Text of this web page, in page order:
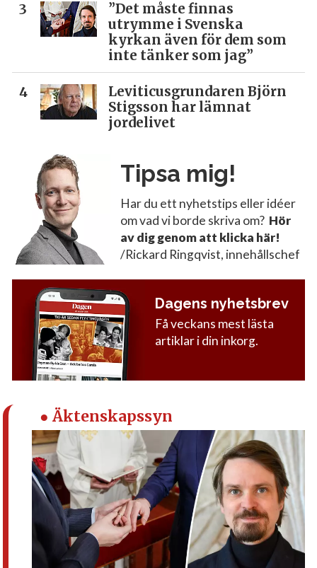
”Det måste finnas
utrymme i Svenska
kyrkan även för dem som
inte tänker som jag”
Leviticusgrundaren Björn
Stigsson har lämnat
jordelivet
Tipsa mig!
Har du ett nyhetstips eller idéer
om vad vi borde skriva om? Hör
av dig genom att klicka här!
/Rickard Ringqvist, innehållschef
Dagens nyhetsbrev
Få veckans mest lästa
artiklar i din inkorg.
● Äktenskapssyn